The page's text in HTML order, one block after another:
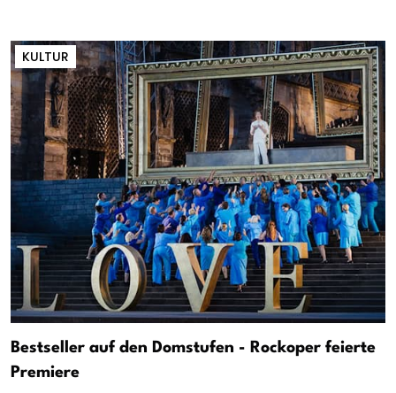
KULTUR
Bestseller auf den Domstufen - Rockoper feierte
Premiere